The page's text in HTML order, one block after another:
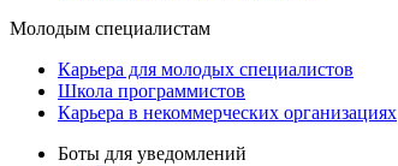
Молодым специалистам
Карьера для молодых специалистов
Школа программистов
Карьера в некоммерческих организациях
Боты для уведомлений